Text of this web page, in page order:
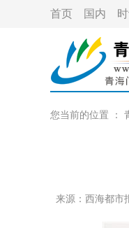
首页 国内
您当前的位置 ：
来源： 西海都市